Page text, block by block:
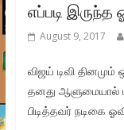
எப்படி இருந்த
August 9, 2017
விஜய் டிவி தினமும்
தனது ஆளுமையால்
பிடித்தவர் நடிகை